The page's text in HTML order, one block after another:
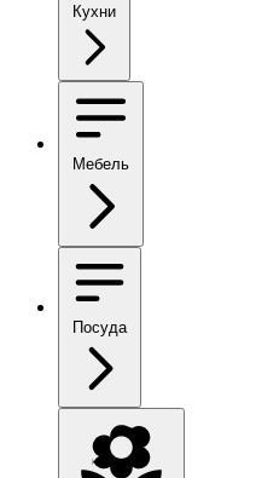
Кухни
Мебель
Посуда